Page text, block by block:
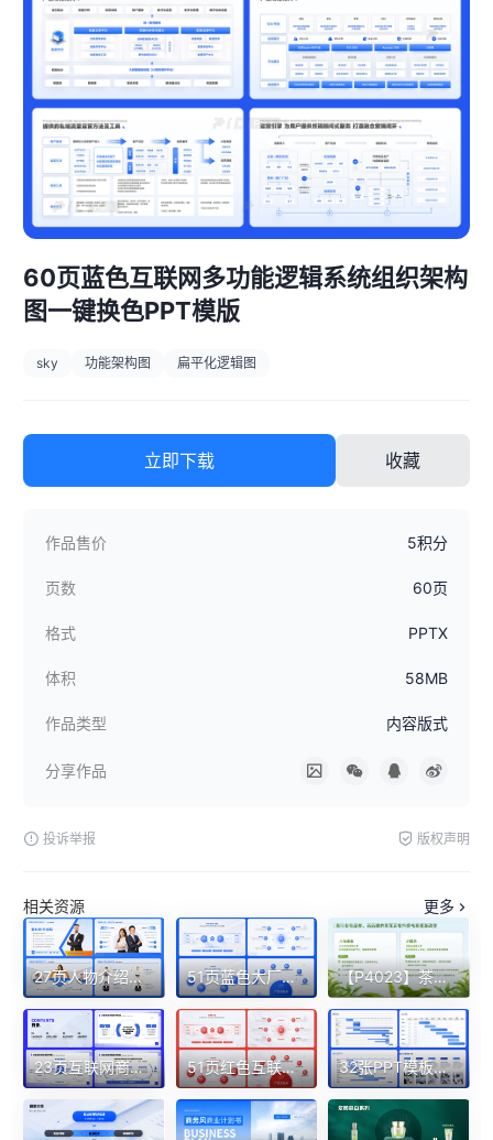
60页蓝色互联网多功能逻辑系统组织架构
图一键换色PPT模版
sky 功能架构图 扁平化逻辑图
立即下载 收藏
作品售价 5积分
页数 60页
格式 PPTX
体积 58MB
作品类型 内容版式
分享作品
投诉举报 版权声明
相关资源 更多
27页人物介绍个人履历组织架构部门团队成员风采展示多图PPT模板 51页蓝色大厂逻辑架构图一键换色含字体PPT模板 【P4023】茶叶抖音电商PPT内容版式
23页互联网商业汇报业务逻辑图PPT模板 51页红色互联网超全逻辑架构图一键换色PPT模板 32张PPT模板全时间轴流程图甘特图进度表